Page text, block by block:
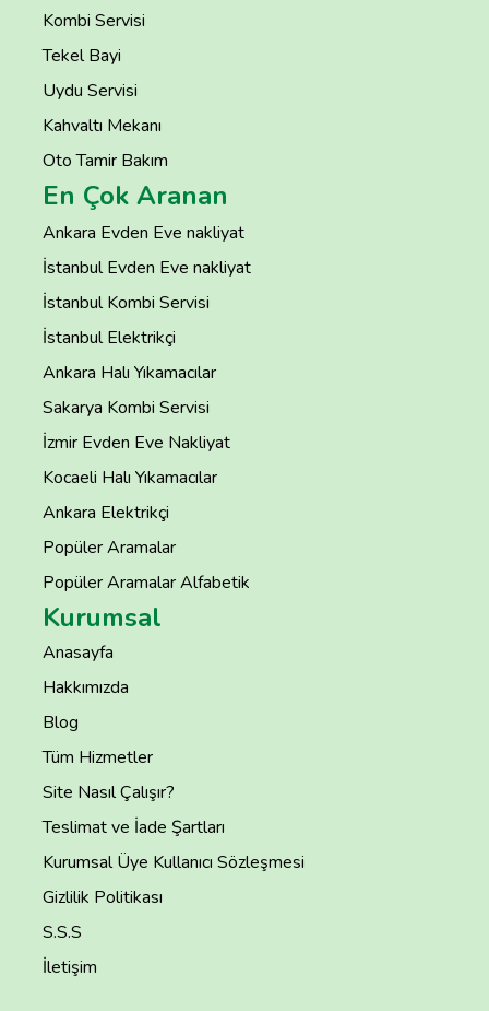
Kombi Servisi
Tekel Bayi
Uydu Servisi
Kahvaltı Mekanı
Oto Tamir Bakım
En Çok Aranan
Ankara Evden Eve nakliyat
İstanbul Evden Eve nakliyat
İstanbul Kombi Servisi
İstanbul Elektrikçi
Ankara Halı Yıkamacılar
Sakarya Kombi Servisi
İzmir Evden Eve Nakliyat
Kocaeli Halı Yıkamacılar
Ankara Elektrikçi
Popüler Aramalar
Popüler Aramalar Alfabetik
Kurumsal
Anasayfa
Hakkımızda
Blog
Tüm Hizmetler
Site Nasıl Çalışır?
Teslimat ve İade Şartları
Kurumsal Üye Kullanıcı Sözleşmesi
Gizlilik Politikası
S.S.S
İletişim